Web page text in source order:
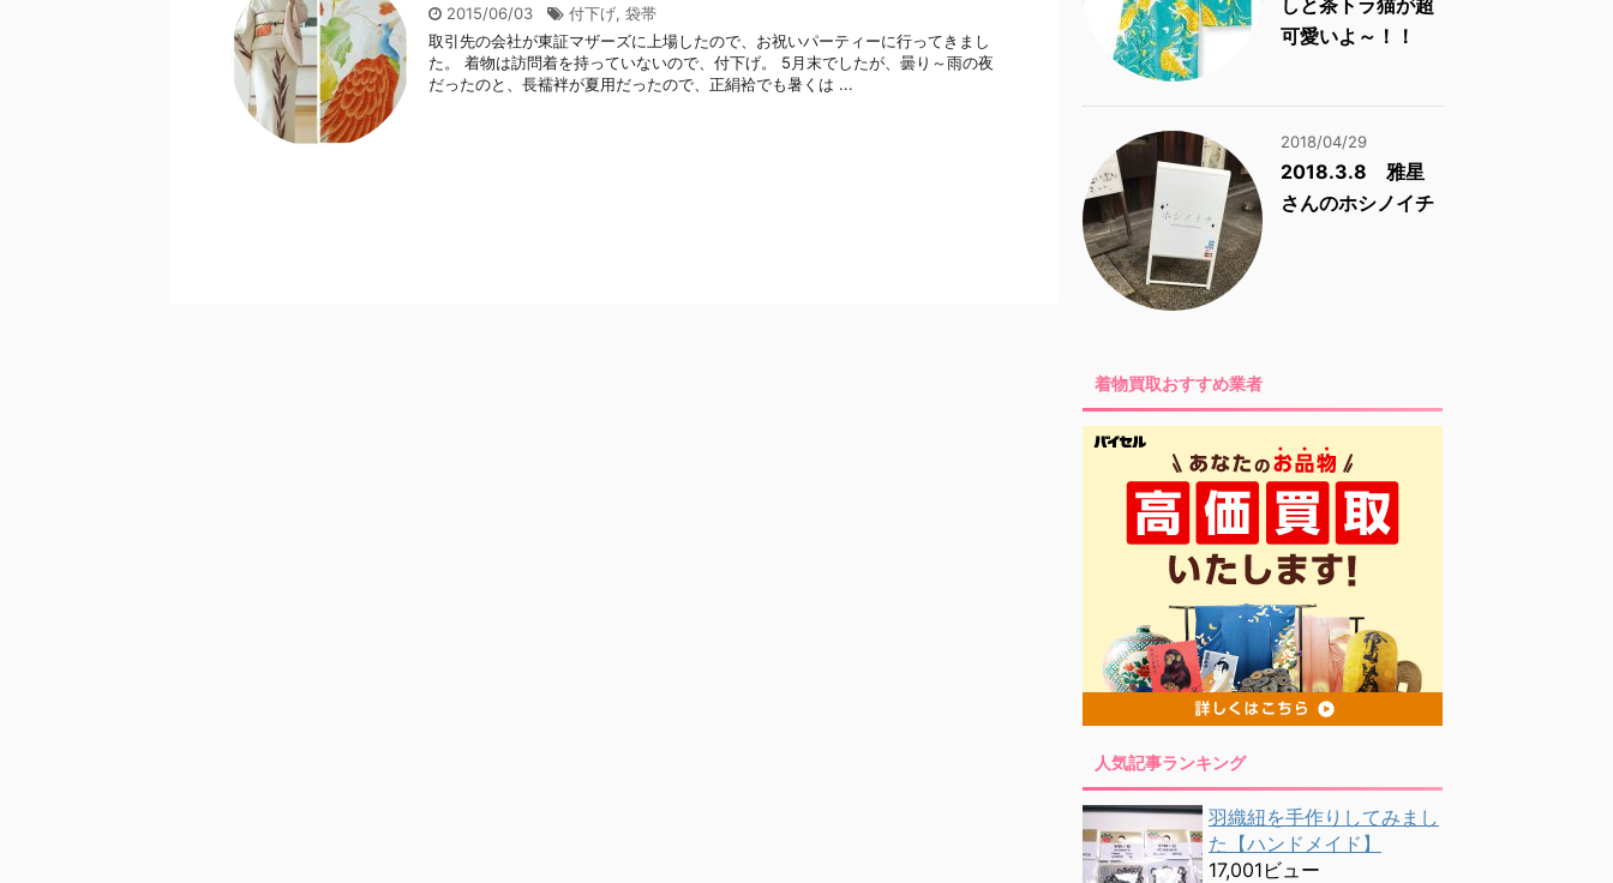
2015/06/03 付下げ, 袋帯
取引先の会社が東証マザーズに上場したので、お祝いパーティーに行ってきまし
た。 着物は訪問着を持っていないので、付下げ。 5月末でしたが、曇り～雨の夜
だったのと、長襦袢が夏用だったので、正絹袷でも暑くは ...
しと茶トラ猫が超
可愛いよ～！！
2018/04/29
2018.3.8 雅星
さんのホシノイチ
着物買取おすすめ業者
人気記事ランキング
羽織紐を手作りしてみまし
た【ハンドメイド】
17,001ビュー